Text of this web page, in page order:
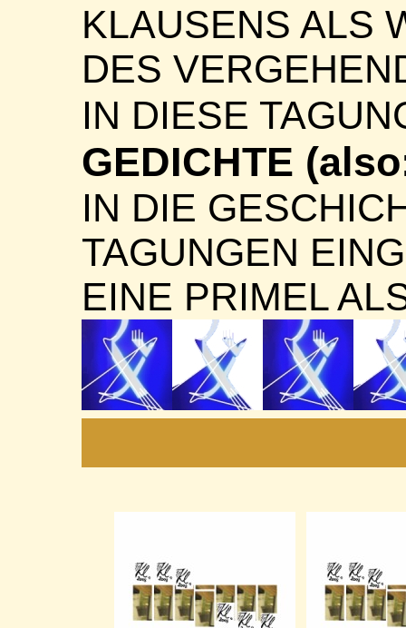
KLAUSENS ALS
DES
IN DIESE
GEDICHTE
IN DIE
TAGUNGEN
EINE PRIMEL